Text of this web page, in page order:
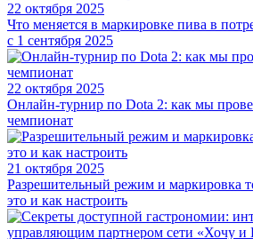
22 октября 2025
Что меняется в маркировке пива в
с 1 сентября 2025
22 октября 2025
Онлайн-турнир по Dota 2: как мы
чемпионат
21 октября 2025
Разрешительный режим и маркировка
это и как настроить